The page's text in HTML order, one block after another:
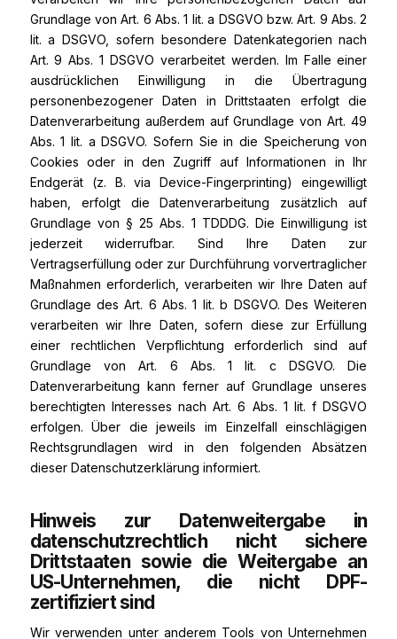
Grundlage von Art. 6 Abs. 1 lit. a DSGVO bzw. Art. 9 Abs. 2
lit. a DSGVO, sofern besondere Datenkategorien nach
Art. 9 Abs. 1 DSGVO verarbeitet werden. Im Falle einer
ausdrücklichen Einwilligung in die Übertragung
personenbezogener Daten in Drittstaaten erfolgt die
Datenverarbeitung außerdem auf Grundlage von Art. 49
Abs. 1 lit. a DSGVO. Sofern Sie in die Speicherung von
Cookies oder in den Zugriff auf Informationen in Ihr
Endgerät (z. B. via Device-Fingerprinting) eingewilligt
haben, erfolgt die Datenverarbeitung zusätzlich auf
Grundlage von § 25 Abs. 1 TDDDG. Die Einwilligung ist
jederzeit widerrufbar. Sind Ihre Daten zur
Vertragserfüllung oder zur Durchführung vorvertraglicher
Maßnahmen erforderlich, verarbeiten wir Ihre Daten auf
Grundlage des Art. 6 Abs. 1 lit. b DSGVO. Des Weiteren
verarbeiten wir Ihre Daten, sofern diese zur Erfüllung
einer rechtlichen Verpflichtung erforderlich sind auf
Grundlage von Art. 6 Abs. 1 lit. c DSGVO. Die
Datenverarbeitung kann ferner auf Grundlage unseres
berechtigten Interesses nach Art. 6 Abs. 1 lit. f DSGVO
erfolgen. Über die jeweils im Einzelfall einschlägigen
Rechtsgrundlagen wird in den folgenden Absätzen
dieser Datenschutzerklärung informiert.
Hinweis zur Datenweitergabe in
datenschutzrechtlich nicht sichere
Drittstaaten sowie die Weitergabe an
US-Unternehmen, die nicht DPF-
zertifiziert sind
Wir verwenden unter anderem Tools von Unternehmen